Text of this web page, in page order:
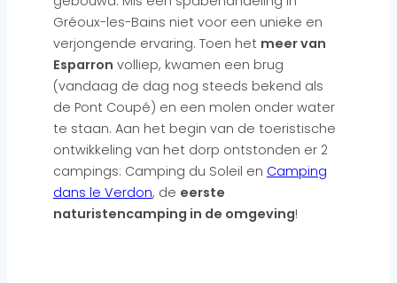
Gréoux-les-Bains niet voor een unieke en
verjongende ervaring. Toen het meer van
Esparron volliep, kwamen een brug
(vandaag de dag nog steeds bekend als
de Pont Coupé) en een molen onder water
te staan. Aan het begin van de toeristische
ontwikkeling van het dorp ontstonden er 2
campings: Camping du Soleil en Camping
dans le Verdon, de eerste
naturistencamping in de omgeving!